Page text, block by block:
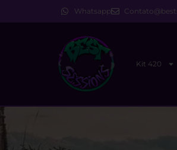
Whatsapp
Kit 420